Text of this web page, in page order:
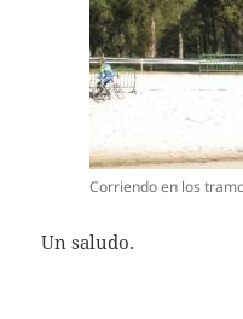
Corriendo en los
Un saludo.